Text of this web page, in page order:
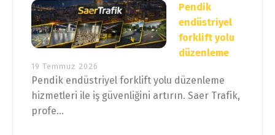
Pendik
endüstriyel
forklift yolu
düzenleme
19 Temmuz 2026
Pendik endüstriyel forklift yolu düzenleme
hizmetleri ile iş güvenliğini artırın. Saer Trafik,
profe...